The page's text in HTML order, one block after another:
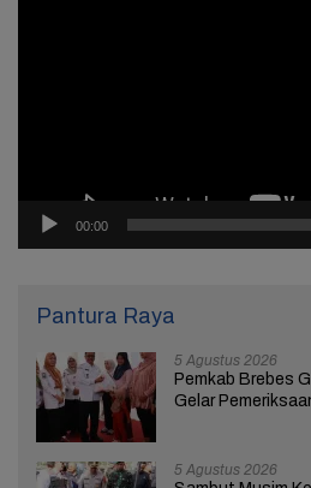
00:00
Pantura Raya
5 Agustus 2026
Pemkab Brebes
Gelar
5 Agustus 2026